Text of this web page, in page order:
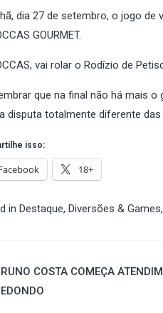
dia 27 de setembro, o jogo de
GOURMET.
vai rolar o Rodízio de
que na final não há mais
disputa totalmente diferente
isso:
18+
in Destaque, Diversões & Games,
COSTA COMEÇA